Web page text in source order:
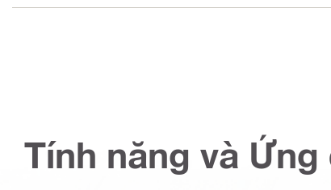
Tính năng và Ứng